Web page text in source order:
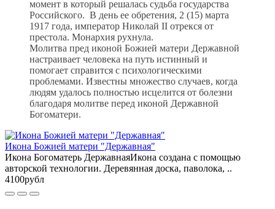
момент в который решалась судьба государства
Российского. В день ее обретения, 2 (15) марта
1917 года, император Николай II отрекся от
престола. Монархия рухнула.
Молитва пред иконой Божией матери Державной
настраивает человека на путь истинный и
помогает справится с психологическими
проблемами. Известны множество случаев, когда
людям удалось полностью исцелится от болезни
благодаря молитве перед иконой Державной
Богоматери.
Икона Божией матери "Державная"
Икона Богоматерь ДержавнаяИкона создана с помощью
авторской технологии. Деревянная доска, паволока, ..
4100рубл